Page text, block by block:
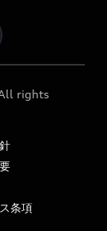
rights
条項